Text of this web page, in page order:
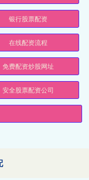
银行股票配资
在线配资流程
免费配资炒股网址
安全股票配资公司